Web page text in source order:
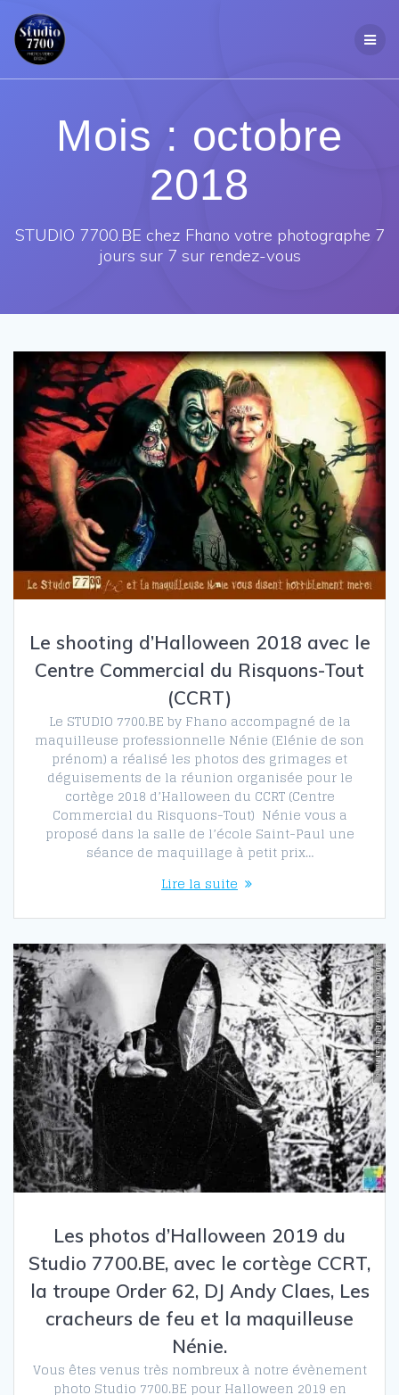
Mois : octobre
2018
STUDIO 7700.BE chez Fhano votre photographe 7
jours sur 7 sur rendez-vous
Le shooting d’Halloween 2018 avec le
Centre Commercial du Risquons-Tout
(CCRT)
Le STUDIO 7700.BE by Fhano accompagné de la
maquilleuse professionnelle Nénie (Elénie de son
prénom) a réalisé les photos des grimages et
déguisements de la réunion organisée pour le
cortège 2018 d’Halloween du CCRT (Centre
Commercial du Risquons-Tout) Nénie vous a
proposé dans la salle de l’école Saint-Paul une
séance de maquillage à petit prix…
Lire la suite
Les photos d’Halloween 2019 du
Studio 7700.BE, avec le cortège CCRT,
la troupe Order 62, DJ Andy Claes, Les
cracheurs de feu et la maquilleuse
Nénie.
Vous êtes venus très nombreux à notre évènement
photo Studio 7700.BE pour Halloween 2019 en